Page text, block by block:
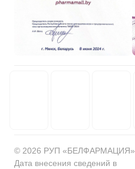
© 2026 РУП «БЕЛФАРМАЦИЯ»
Дата внесения сведений в